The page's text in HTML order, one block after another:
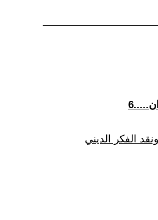
الفكر الديني